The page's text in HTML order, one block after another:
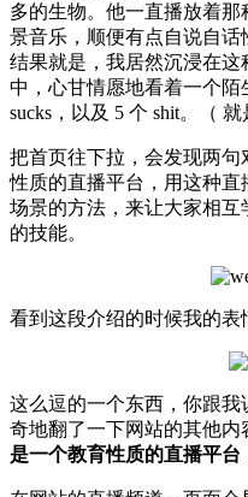
多的生物。他一直播放着
景音乐，顺便有点自说自话
结果就是，我居然沉浸在
中，心甘情愿地看着一个陌
sucks，以及 5 个 shit。（ 就
把首页往下拉，会发现两
性质的直播平台，用这种
场景的方法，来让大家相
的技能。
看到这段介绍的时候我的表
这么逗的一个东西，你跟
奇地翻了一下网站的其他内
是一个教育性质的直播平